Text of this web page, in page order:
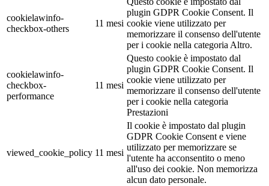
cookielawinfo-
checkbox-others
11 mesi
plugin GDPR Cookie Consent. Il
cookie viene utilizzato per
memorizzare il consenso dell'utente
per i cookie nella categoria Altro.
cookielawinfo-
checkbox-
performance
11 mesi
Questo cookie è impostato dal
plugin GDPR Cookie Consent. Il
cookie viene utilizzato per
memorizzare il consenso dell'utente
per i cookie nella categoria
Prestazioni
viewed_cookie_policy 11 mesi
Il cookie è impostato dal plugin
GDPR Cookie Consent e viene
utilizzato per memorizzare se
l'utente ha acconsentito o meno
all'uso dei cookie. Non memorizza
alcun dato personale.